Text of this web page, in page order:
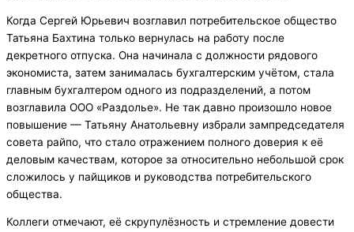
Когда Сергей Юрьевич возглавил потребительское общество
Татьяна Бахтина только вернулась на работу после
декретного отпуска. Она начинала с должности рядового
экономиста, затем занималась бухгалтерским учётом, стала
главным бухгалтером одного из подразделений, а потом
возглавила ООО «Раздолье». Не так давно произошло новое
повышение — Татьяну Анатольевну избрали зампредседателя
совета райпо, что стало отражением полного доверия к её
деловым качествам, которое за относительно небольшой срок
сложилось у пайщиков и руководства потребительского
общества.
Коллеги отмечают, её скрупулёзность и стремление довести